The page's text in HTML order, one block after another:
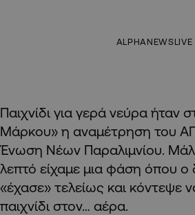
ALPHANEWSLIVE
Παιχνίδι για γερά νεύρα ήταν
Μάρκου» η αναμέτρηση του
Ένωση Νέων Παραλιμνίου.
λεπτό είχαμε μια φάση όπου ο
«έχασε» τελείως και κόντεψε
παιχνίδι στον… αέρα.